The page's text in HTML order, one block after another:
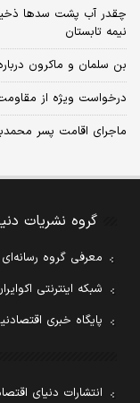
چقدر آب پشت سدها
نیمه تابستان
بن سلمان و ماکرون
درخواست ویژه از
ماجرای اقامت پسر
گروه نشریات
معرفی گروه
شبکه اینترنتی
پایگاه خبری
انتشارات دنیای